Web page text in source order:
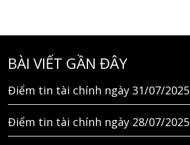
BÀI VIẾT GẦN ĐÂY
Điểm tin tài chính ngày 31/07/2025
Điểm tin tài chính ngày 28/07/2025